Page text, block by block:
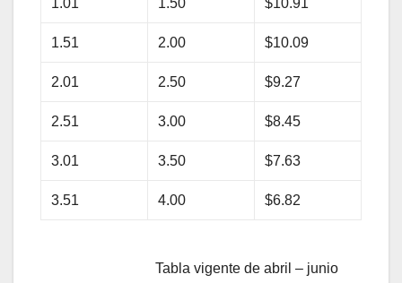
1.51 2.00 $10.09
2.01 2.50 $9.27
2.51 3.00 $8.45
3.01 3.50 $7.63
3.51 4.00 $6.82
Tabla vigente de abril – junio